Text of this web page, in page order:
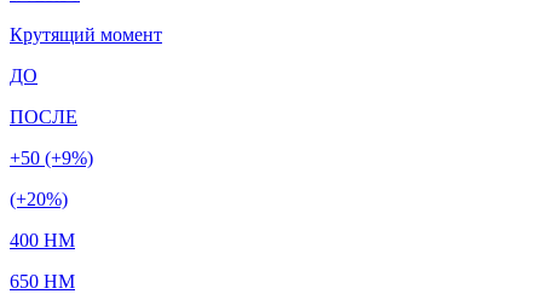
Крутящий момент
ДО
ПОСЛЕ
+50 (+9%)
(+20%)
400 HM
650 HM